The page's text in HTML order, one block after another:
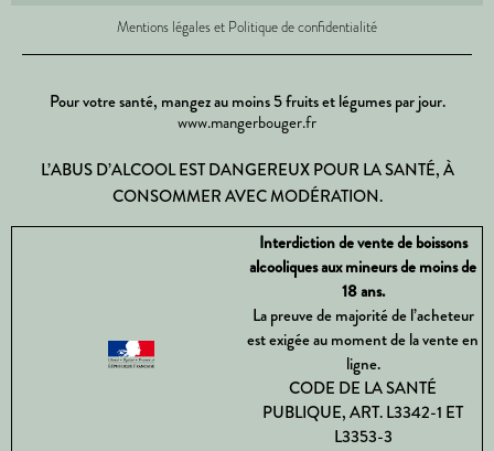
Mentions légales et Politique de confidentialité
Pour votre santé, mangez au moins 5 fruits et légumes par jour.
www.mangerbouger.fr
L’ABUS D’ALCOOL EST DANGEREUX POUR LA SANTÉ, À
CONSOMMER AVEC MODÉRATION.
Interdiction de vente de boissons
alcooliques aux mineurs de moins de
18 ans.
La preuve de majorité de l’acheteur
est exigée au moment de la vente en
ligne.
CODE DE LA SANTÉ
PUBLIQUE, ART. L3342-1 ET
L3353-3